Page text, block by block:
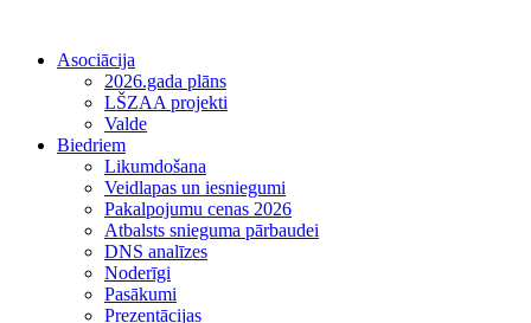
Asociācija
2026.gada plāns
LŠZAA projekti
Valde
Biedriem
Likumdošana
Veidlapas un iesniegumi
Pakalpojumu cenas 2026
Atbalsts snieguma pārbaudei
DNS analīzes
Noderīgi
Pasākumi
Prezentācijas